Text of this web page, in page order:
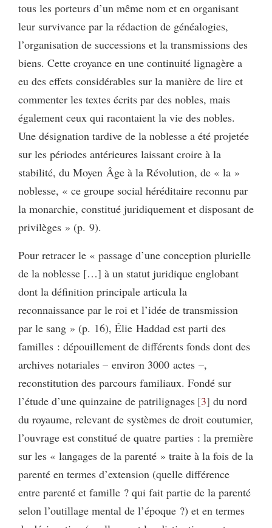
tous les porteurs d’un même nom et en organisant
leur survivance par la rédaction de généalogies,
l’organisation de successions et la transmissions des
biens. Cette croyance en une continuité lignagère a
eu des effets considérables sur la manière de lire et
commenter les textes écrits par des nobles, mais
également ceux qui racontaient la vie des nobles.
Une désignation tardive de la noblesse a été projetée
sur les périodes antérieures laissant croire à la
stabilité, du Moyen Âge à la Révolution, de « la »
noblesse, « ce groupe social héréditaire reconnu par
la monarchie, constitué juridiquement et disposant de
privilèges » (p. 9).
Pour retracer le « passage d’une conception plurielle
de la noblesse […] à un statut juridique englobant
dont la définition principale articula la
reconnaissance par le roi et l’idée de transmission
par le sang » (p. 16), Élie Haddad est parti des
familles : dépouillement de différents fonds dont des
archives notariales – environ 3000 actes –,
reconstitution des parcours familiaux. Fondé sur
l’étude d’une quinzaine de patrilignages 3 du nord
du royaume, relevant de systèmes de droit coutumier,
l’ouvrage est constitué de quatre parties : la première
sur les « langages de la parenté » traite à la fois de la
parenté en termes d’extension (quelle différence
entre parenté et famille ? qui fait partie de la parenté
selon l’outillage mental de l’époque ?) et en termes